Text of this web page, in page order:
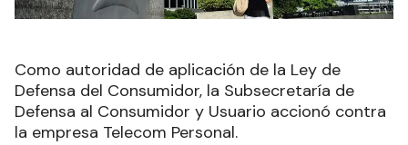
Como autoridad de aplicación de la Ley de
Defensa del Consumidor, la Subsecretaría de
Defensa al Consumidor y Usuario accionó contra
la empresa Telecom Personal.